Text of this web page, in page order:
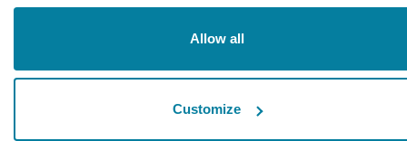
Allow all
Customize